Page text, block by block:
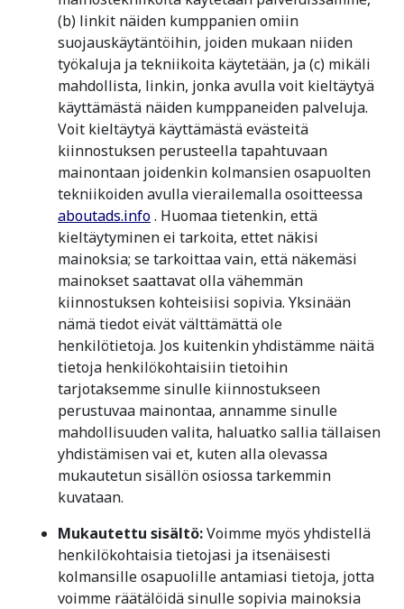
(b) linkit näiden kumppanien omiin
suojauskäytäntöihin, joiden mukaan niiden
työkaluja ja tekniikoita käytetään, ja (c) mikäli
mahdollista, linkin, jonka avulla voit kieltäytyä
käyttämästä näiden kumppaneiden palveluja.
Voit kieltäytyä käyttämästä evästeitä
kiinnostuksen perusteella tapahtuvaan
mainontaan joidenkin kolmansien osapuolten
tekniikoiden avulla vierailemalla osoitteessa
aboutads.info. Huomaa tietenkin, että
kieltäytyminen ei tarkoita, ettet näkisi
mainoksia; se tarkoittaa vain, että näkemäsi
mainokset saattavat olla vähemmän
kiinnostuksen kohteisiisi sopivia. Yksinään
nämä tiedot eivät välttämättä ole
henkilötietoja. Jos kuitenkin yhdistämme näitä
tietoja henkilökohtaisiin tietoihin
tarjotaksemme sinulle kiinnostukseen
perustuvaa mainontaa, annamme sinulle
mahdollisuuden valita, haluatko sallia tällaisen
yhdistämisen vai et, kuten alla olevassa
mukautetun sisällön osiossa tarkemmin
kuvataan.
Mukautettu sisältö:Voimme myös yhdistellä
henkilökohtaisia tietojasi ja itsenäisesti
kolmansille osapuolille antamiasi tietoja, jotta
voimme räätälöidä sinulle sopivia mainoksia